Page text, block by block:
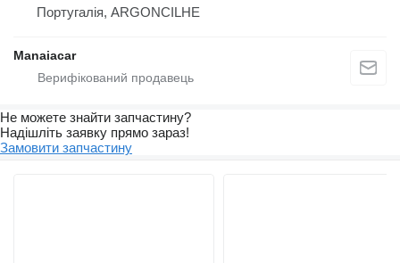
Португалія, ARGONCILHE
Manaiacar
Не можете знайти запчастину?
Надішліть заявку прямо зараз!
Замовити запчастину